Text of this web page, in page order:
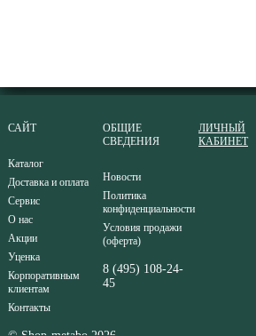
САЙТ
Каталог
Доставка и оплата
Сервис
О нас
Акции
Уценка
Корпоративным
клиентам
Контакты
ОБЩИЕ
СВЕДЕНИЯ
Новости
Политика
конфиденциальности
Условия продажи
(оферта)
8 (495) 108-24-
45
ЛИЧНЫЙ
КАБИНЕТ